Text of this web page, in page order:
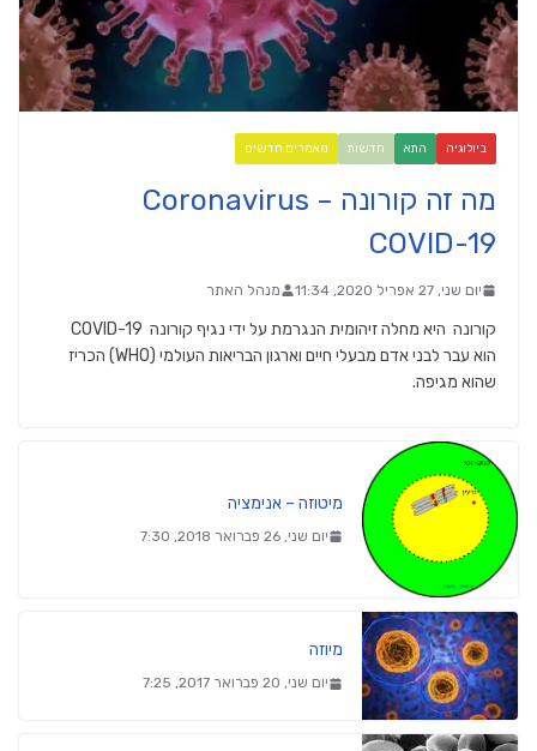
ביולוגיה התא חדשות מאמרים חדשים
מה זה קורונה Coronavirus –
COVID-19
יום שני, 27 אפריל 2020, 11:34 מנהל האתר
הוא עבר לבני אדם מבעלי חיים וארגון הבריאות העולמי (WHO) הכריז
שהוא מגיפה.
מיטוזה – אנימציה
יום שני, 26 פברואר 2018, 7:30
מיוזה
יום שני, 20 פברואר 2017, 7:25